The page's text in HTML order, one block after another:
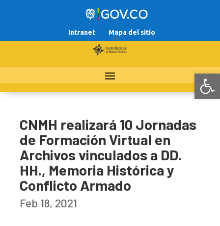
Intranet Mapa del sitio
CNMH realizará 10 Jornadas
de Formación Virtual en
Archivos vinculados a DD.
HH., Memoria Histórica y
Conflicto Armado
Feb 18, 2021